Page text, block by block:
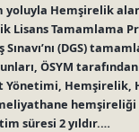
Hemşirelik
Lisans Tamamlama
(DGS)
ÖSYM tarafından
Yönetimi,
hemşireliği
süresi 2 yıldır.…